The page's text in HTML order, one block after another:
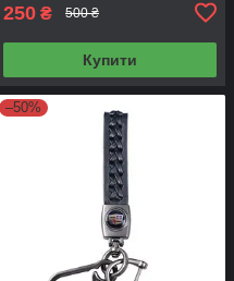
250 ₴ 500 ₴
Купити
–50%